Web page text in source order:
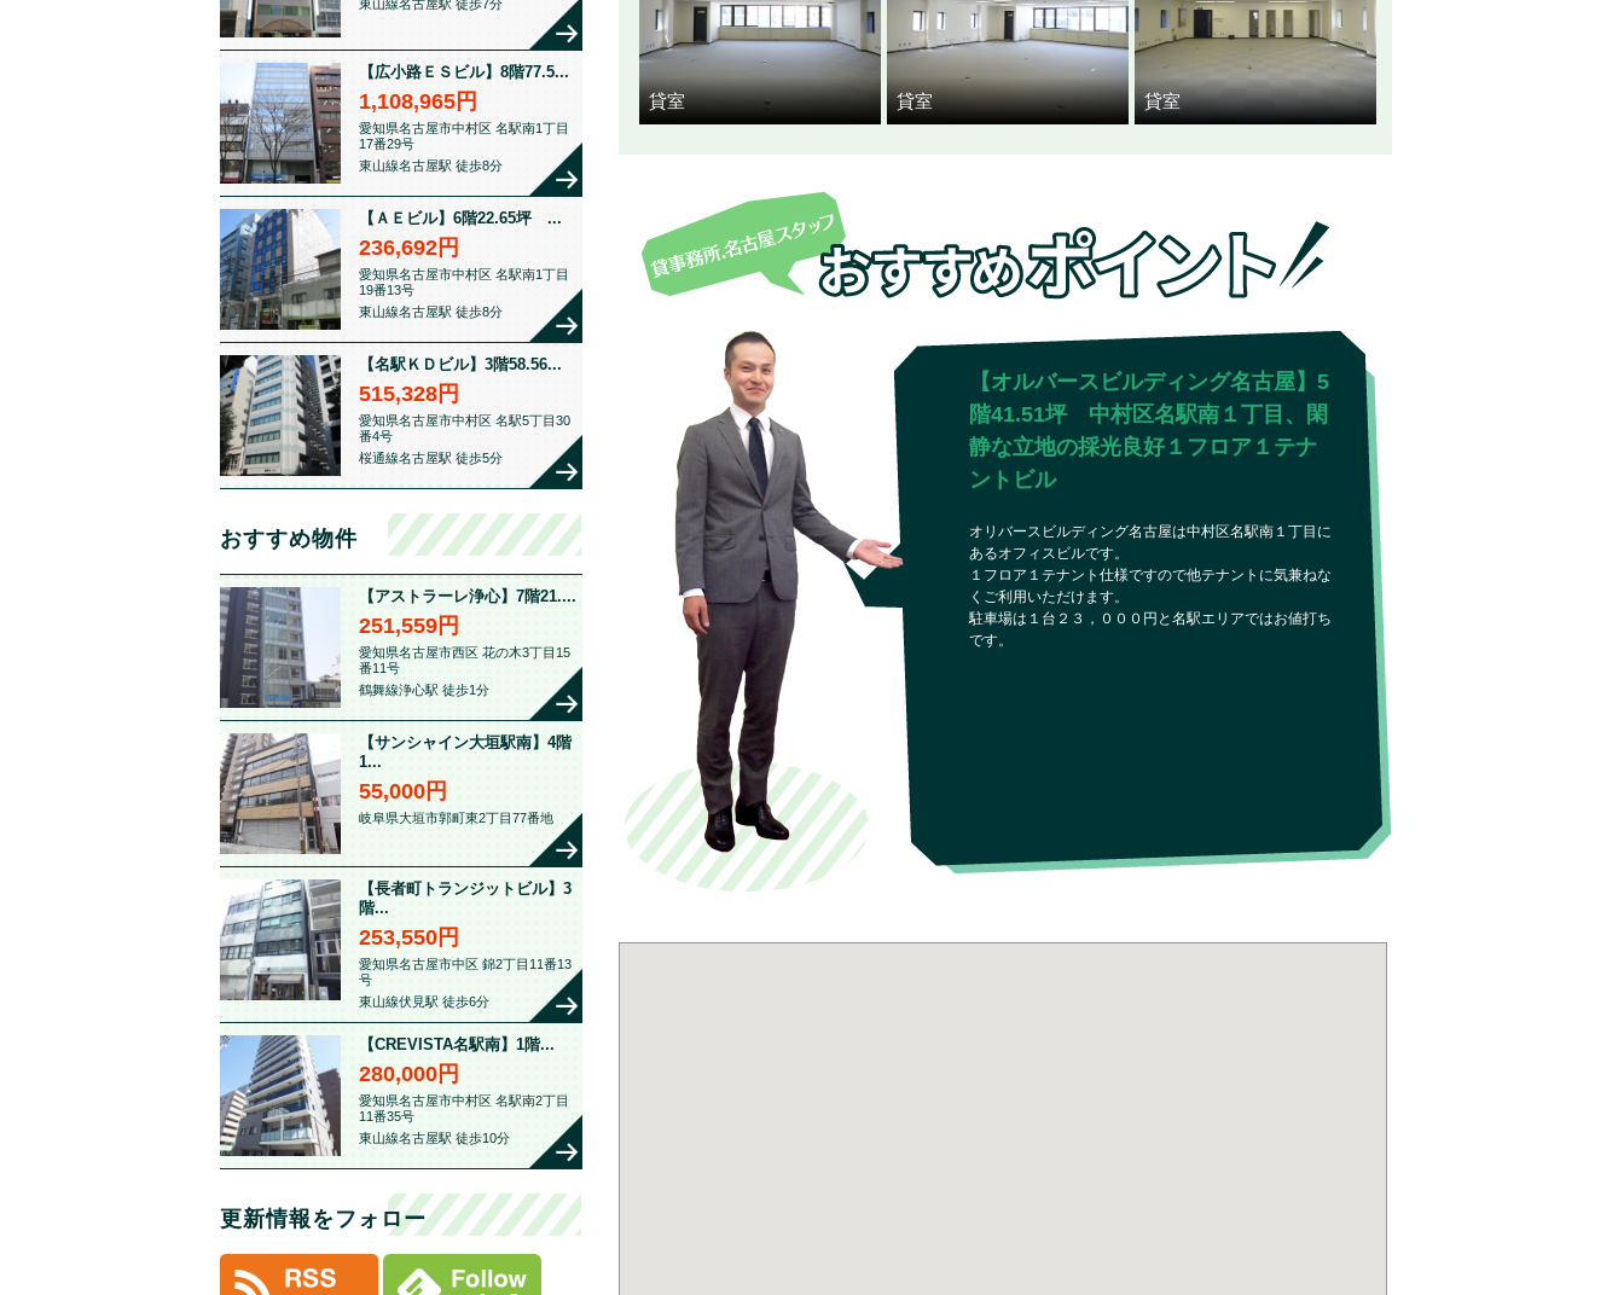
貸室 貸室 貸室
【オルバースビルディング名古屋】5
階41.51坪 中村区名駅南１丁目、閑
静な立地の採光良好１フロア１テナ
ントビル
オリバースビルディング名古屋は中村区名駅南１丁目に
あるオフィスビルです。
１フロア１テナント仕様ですので他テナントに気兼ねな
くご利用いただけます。
駐車場は１台２３，０００円と名駅エリアではお値打ち
です。
東山線名古屋駅 徒歩7分
【広小路ＥＳビル】8階77.5...
1,108,965円
愛知県名古屋市中村区 名駅南1丁目
17番29号
東山線名古屋駅 徒歩8分
【ＡＥビル】6階22.65坪 ...
236,692円
愛知県名古屋市中村区 名駅南1丁目
19番13号
東山線名古屋駅 徒歩8分
【名駅ＫＤビル】3階58.56...
515,328円
愛知県名古屋市中村区 名駅5丁目30
番4号
桜通線名古屋駅 徒歩5分
おすすめ物件
【アストラーレ浄心】7階21....
251,559円
愛知県名古屋市西区 花の木3丁目15
番11号
鶴舞線浄心駅 徒歩1分
【サンシャイン大垣駅南】4階
1...
55,000円
岐阜県大垣市郭町東2丁目77番地
【長者町トランジットビル】3
階...
253,550円
愛知県名古屋市中区 錦2丁目11番13
号
東山線伏見駅 徒歩6分
【CREVISTA名駅南】1階...
280,000円
愛知県名古屋市中村区 名駅南2丁目
11番35号
東山線名古屋駅 徒歩10分
更新情報をフォロー